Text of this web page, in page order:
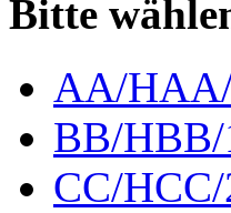
Bitte
AA/
BB/HBB/
CC/